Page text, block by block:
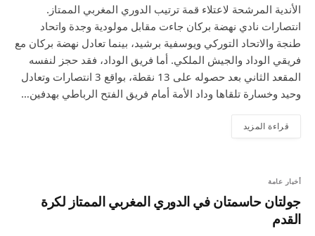
الأندية المرشحة لاعتلاء قمة ترتيب الدوري المغربي الممتاز.
انتصارات نادي نهضة بركان جاءت مقابل مولودية وجدة واتحاد
طنجة والاتحاد التوركي ويوسفية برشيد، بينما تعادل نهضة بركان مع
فريقي الوداد والجيش الملكي. أما فريق الوداد، فقد حجز لنفسه
المقعد الثاني بعد حصوله على 13 نقطة، بواقع 3 انتصارات وتعادل
وحيد وخسارة تلقاها وداد الأمة أمام فريق الفتح الرباطي بهدفين…
قراءة المزيد
أخبار عامة
جولتان حاسمتان في الدوري المغربي الممتاز لكرة
القدم